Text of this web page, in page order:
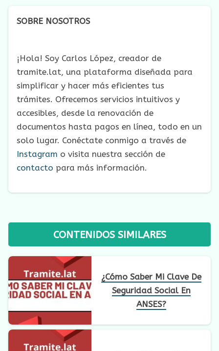
SOBRE NOSOTROS
¡Hola! Soy Carlos López, creador de
tramite.lat, una plataforma diseñada para
simplificar y hacer más eficientes tus
trámites. Ofrecemos servicios intuitivos y
accesibles, desde la renovación de
documentos hasta pagos en línea, todo en un
solo lugar. Conéctate conmigo a través de
Instagram o visita nuestra sección de
contacto para más información.
CONTENIDOS SIMILARES
¿Cómo Saber Mi Clave De
Seguridad Social En
ANSES?